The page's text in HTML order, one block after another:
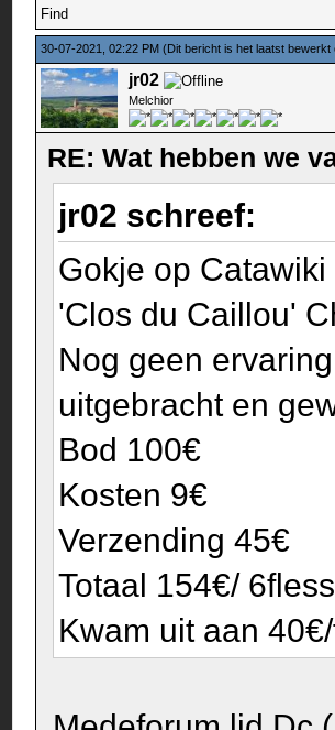
Find
30-07-2021, 02:22 PM(Dit bericht is het laatst
jr02
Melchior
RE: Wat hebben we
jr02 schreef:
Gokje op Catawiki
'Clos du Caillou'
Nog geen
uitgebracht en
Bod 100€
Kosten 9€
Verzending 45€
Totaal 154€/
Kwam uit aan